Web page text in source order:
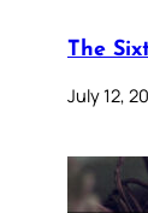
The
July 12,